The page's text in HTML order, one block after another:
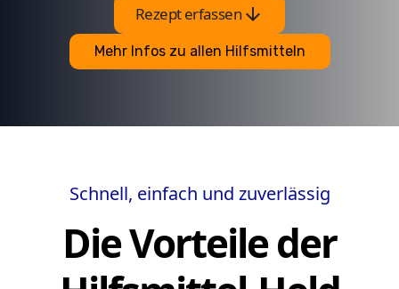
Rezept erfassenarrow_downward
Mehr Infos zu allen Hilfsmitteln
Schnell, einfach und zuverlässig
Die Vorteile der